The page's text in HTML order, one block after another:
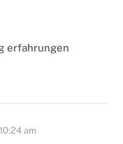
erfahrungen
am